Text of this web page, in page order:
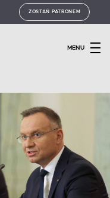
ZOSTAŃ PATRONEM
MENU